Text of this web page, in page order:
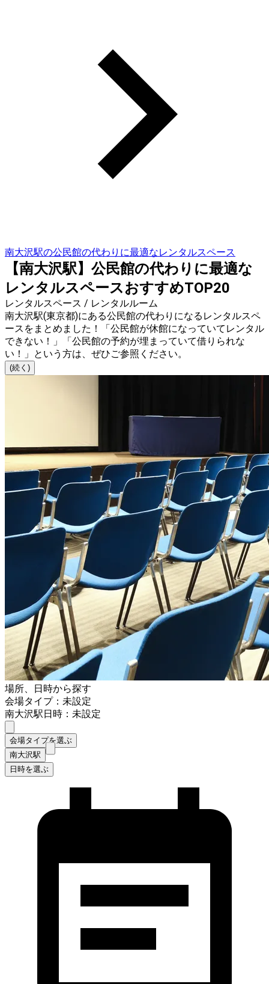
南大沢駅の公民館の代わりに最適なレンタルスペース
【南大沢駅】公民館の代わりに最適な
レンタルスペースおすすめTOP20
レンタルスペース / レンタルルーム
南大沢駅(東京都)にある公民館の代わりになるレンタルスペ
ースをまとめました！「公民館が休館になっていてレンタル
できない！」「公民館の予約が埋まっていて借りられな
い！」という方は、ぜひご参照ください。
(続く)
場所、日時から探す
会場タイプ：未設定
南大沢駅日時：未設定
会場タイプを選ぶ
南大沢駅
日時を選ぶ